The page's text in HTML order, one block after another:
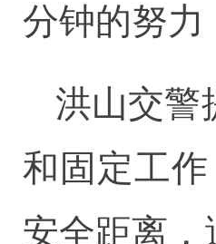
分钟的努力
洪山交警
和固定工
安全距离